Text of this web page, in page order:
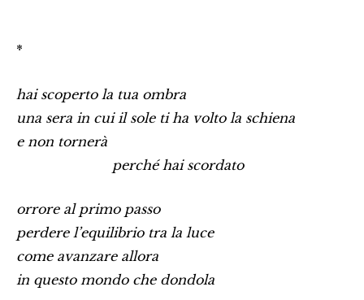
*
hai scoperto la tua ombra
una sera in cui il sole ti ha volto la schiena
e non tornerà
perché hai scordato
orrore al primo passo
perdere l’equilibrio tra la luce
come avanzare allora
in questo mondo che dondola